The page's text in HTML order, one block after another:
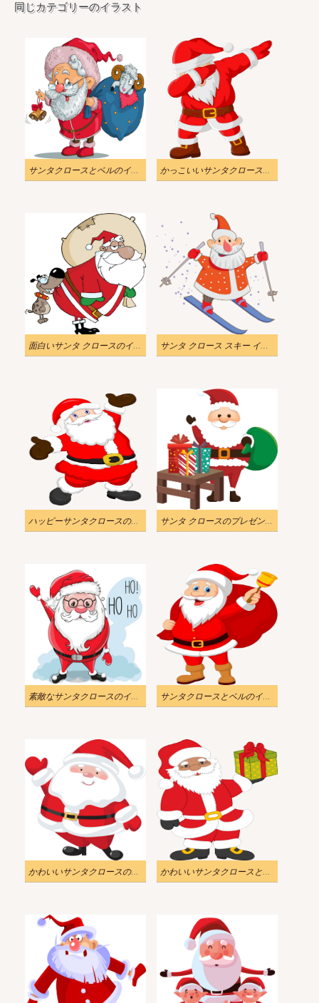
同じカテゴリーのイラスト
サンタクロースとベルのイラスト かっこいいサンタクロースのイラスト透明
面白いサンタ クロースのイラスト サンタ クロース スキー イラスト透明
ハッピーサンタクロースのイラスト透明 サンタ クロースのプレゼントのイラスト
素敵なサンタクロースのイラスト サンタクロースとベルのイラストが透明
かわいいサンタクロースのイラスト かわいいサンタクロースとギフトボックスのイラスト透明